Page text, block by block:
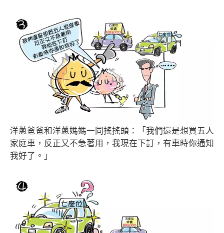
洋蔥爸爸和洋蔥媽媽一同搖搖頭：「我們還是想買五人
家庭車，反正又不急著用，我現在下訂，有車時你通知
我好了。」